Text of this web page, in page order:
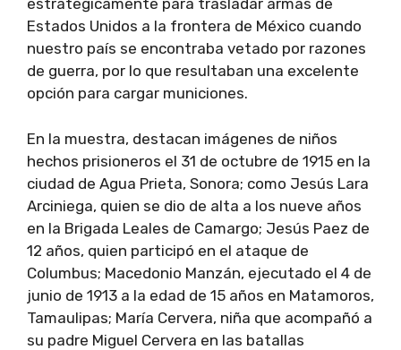
estrategicamente para trasladar armas de
Estados Unidos a la frontera de México cuando
nuestro país se encontraba vetado por razones
de guerra, por lo que resultaban una excelente
opción para cargar municiones.
En la muestra, destacan imágenes de niños
hechos prisioneros el 31 de octubre de 1915 en la
ciudad de Agua Prieta, Sonora; como Jesús Lara
Arciniega, quien se dio de alta a los nueve años
en la Brigada Leales de Camargo; Jesús Paez de
12 años, quien participó en el ataque de
Columbus; Macedonio Manzán, ejecutado el 4 de
junio de 1913 a la edad de 15 años en Matamoros,
Tamaulipas; María Cervera, niña que acompañó a
su padre Miguel Cervera en las batallas